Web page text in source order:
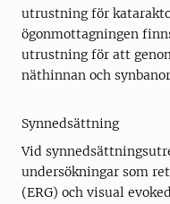
utrustning för
ögonmottagningen
utrustning för att
näthinnan och
Synnedsättning
Vid
undersökningar som
(ERG) och visual